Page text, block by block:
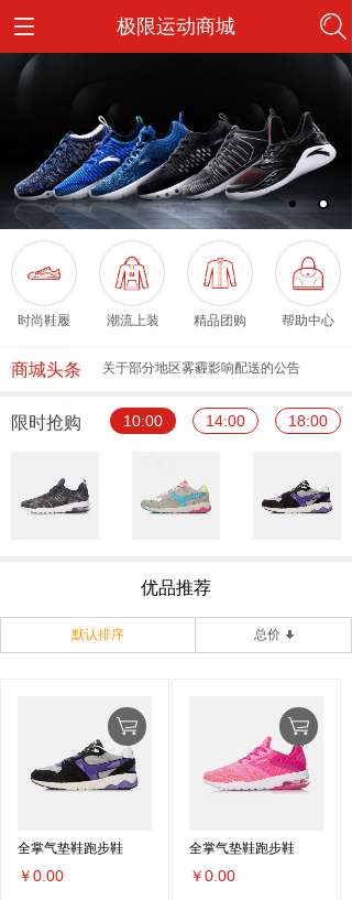
时尚鞋履 潮流上装 精品团购 帮助中心
按钮文本 按钮文本 按钮文本 按钮文本
关于部分地区雾霾影响配送的公告
商城头条
10:00 14:00 18:00
限时抢购
优品推荐
默认排序 总价
全掌气垫鞋跑步鞋
￥0.00
全掌气垫鞋跑步鞋
￥0.00
极限运动商城